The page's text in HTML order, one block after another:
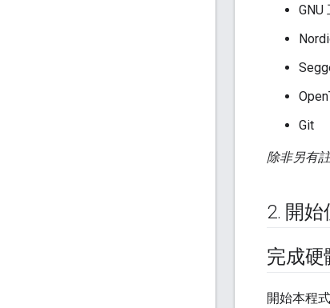
GNU
Git
除非另有
2. 開始
完成硬
開始本程